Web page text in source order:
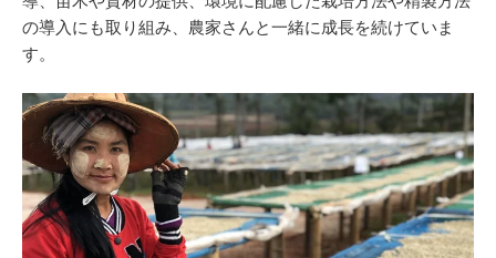
の導入にも取り組み、農家さんと一緒に成長を続けていま
す。